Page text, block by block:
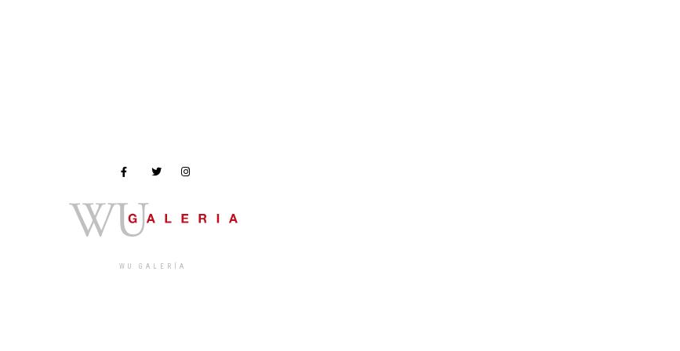
WU GALERÍA